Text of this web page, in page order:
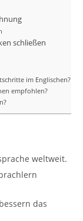
schließen
im Englischen?
empfohlen?
weltweit.
das